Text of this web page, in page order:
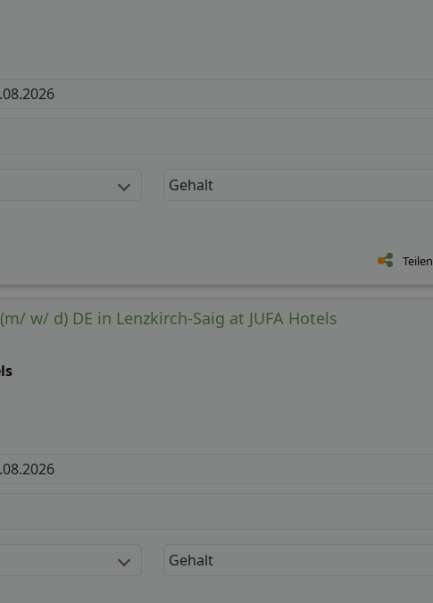
Gehalt
Teilen
w/ d) DE in Lenzkirch-Saig at JUFA Hotels
Gehalt